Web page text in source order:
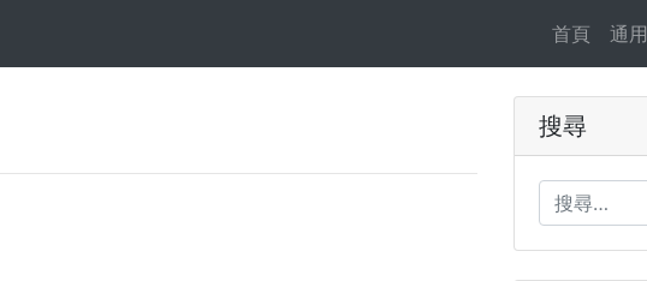
首頁 通用
搜尋